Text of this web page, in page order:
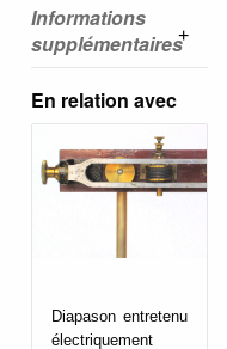
Informations
supplémentaires
En relation avec
Diapason entretenu
électriquement